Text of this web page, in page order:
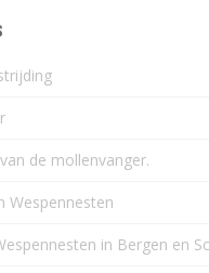
de mollenvanger.
Wespennesten
in Bergen en